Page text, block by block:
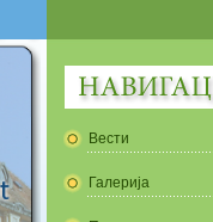
Вести
Галерија